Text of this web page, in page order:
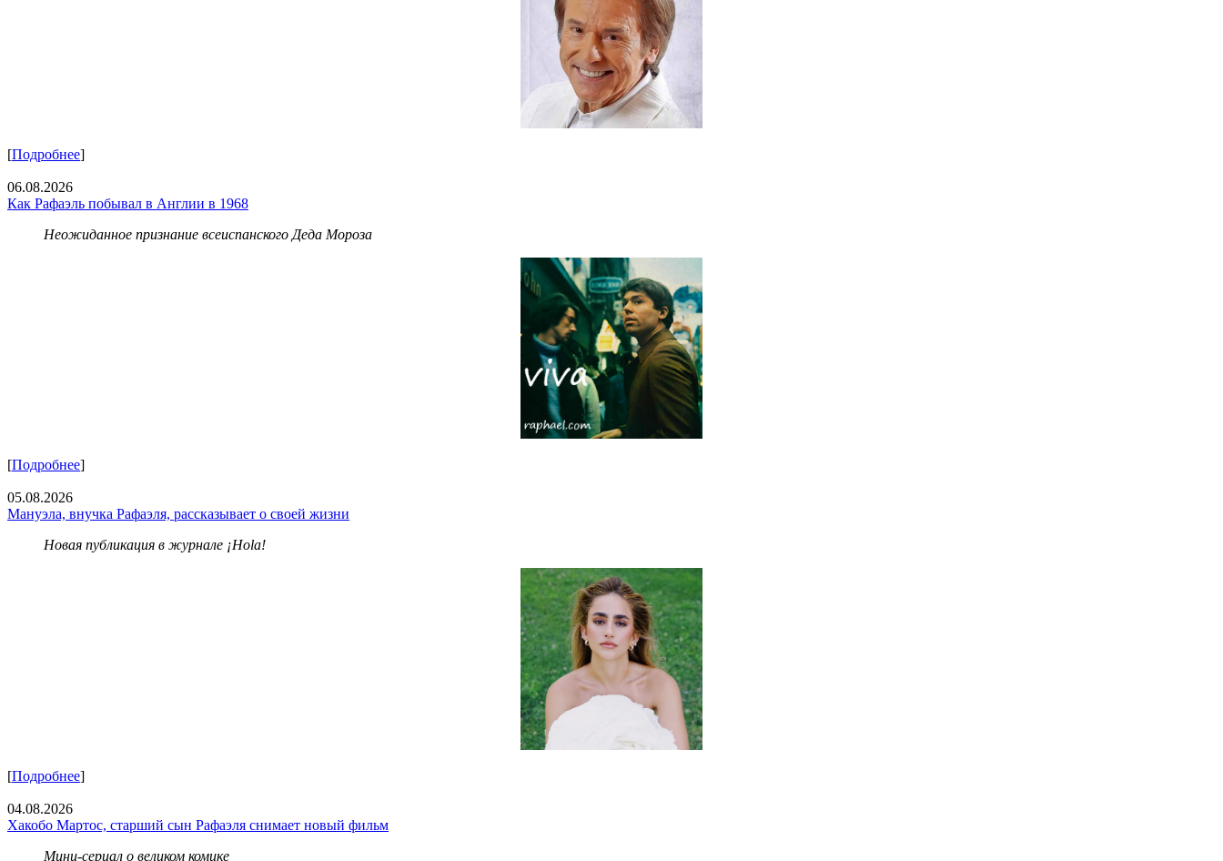
[Подробнее]
06.08.2026
Как Рафаэль побывал в Англии в 1968
Неожиданное признание всеиспанского Деда Мороза
[Подробнее]
05.08.2026
Мануэла, внучка Рафаэля, рассказывает о своей жизни
Новая публикация в журнале ¡Hola!
[Подробнее]
04.08.2026
Хакобо Мартос, старший сын Рафаэля снимает новый фильм
Мини-сериал о великом комике